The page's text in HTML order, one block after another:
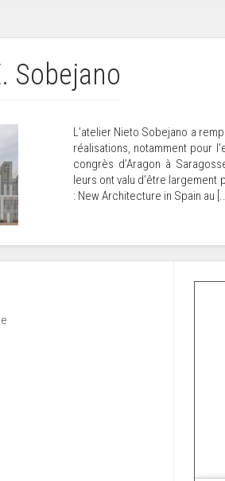
Sobejano
L’atelier Nieto Sobejano a
réalisations, notamment pour
congrès d’Aragon à
leurs ont valu d’être
: New Architecture in Spain au